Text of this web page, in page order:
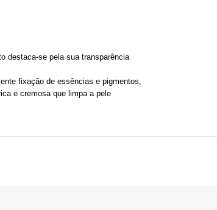
destaca-se pela sua transparência
fixação de essências e pigmentos,
e cremosa que limpa a pele